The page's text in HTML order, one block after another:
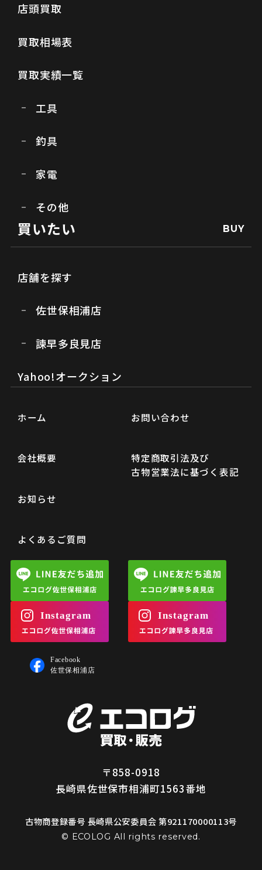
店頭買取
買取相場表
買取実績一覧
工具
釣具
家電
その他
買いたい BUY
店舗を探す
佐世保相浦店
諫早多良見店
Yahoo!オークション
ホーム
会社概要
お知らせ
よくあるご質問
お問い合わせ
特定商取引法及び
古物営業法に基づく表記
〒858-0918
長崎県佐世保市相浦町1563番地
古物商登録番号 長崎県公安委員会 第921170000113号
© ECOLOG All rights reserved.